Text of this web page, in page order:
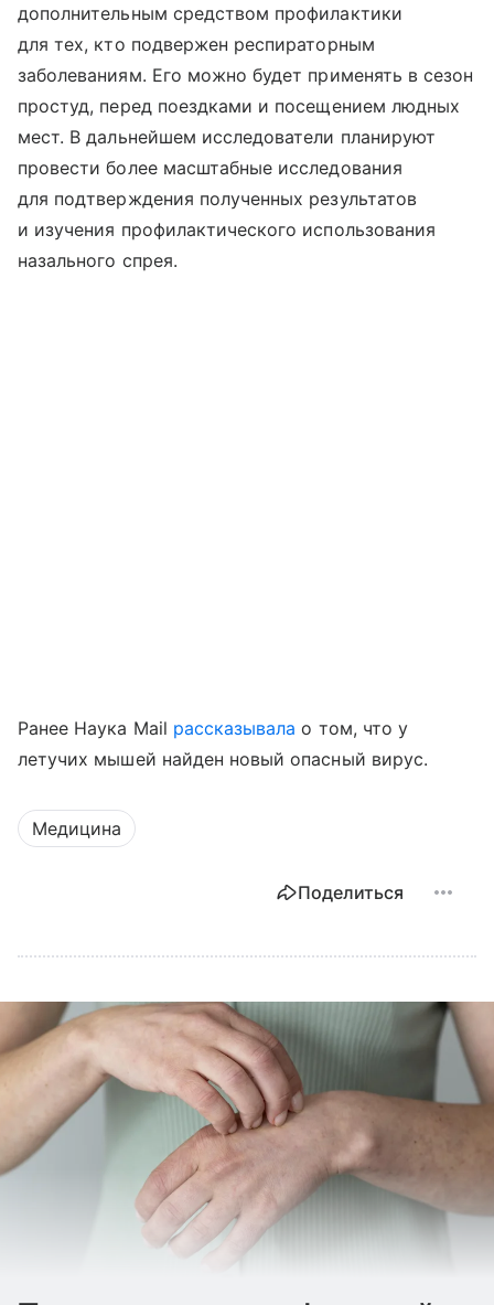
дополнительным средством профилактики
для тех, кто подвержен респираторным
заболеваниям. Его можно будет применять в сезон
простуд, перед поездками и посещением людных
мест. В дальнейшем исследователи планируют
провести более масштабные исследования
для подтверждения полученных результатов
и изучения профилактического использования
назального спрея.
Ранее Наука Mail рассказывалао том, что у
летучих мышей найден новый опасный вирус.
Медицина
Поделиться